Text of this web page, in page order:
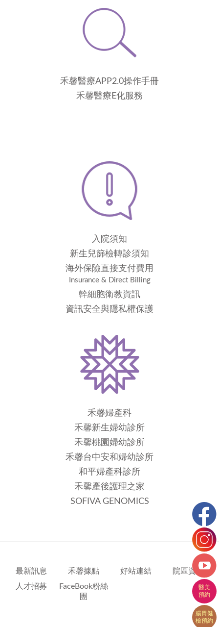
禾馨醫療APP2.0操作手冊
禾馨醫療E化服務
入院須知
新生兒篩檢轉診須知
海外保險直接支付費用
Insurance & Direct Billing
幹細胞衛教資訊
資訊安全與隱私權保護
禾馨婦產科
禾馨新生婦幼診所
禾馨桃園婦幼診所
禾馨台中安和婦幼診所
和平婦產科診所
禾馨產後護理之家
SOFIVA GENOMICS
最新訊息 禾馨據點 好站連結
院區資訊
人才招募
FaceBook粉絲
團